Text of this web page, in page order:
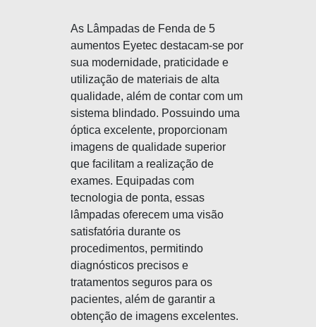
As Lâmpadas de Fenda de 5
aumentos Eyetec destacam-se por
sua modernidade, praticidade e
utilização de materiais de alta
qualidade, além de contar com um
sistema blindado. Possuindo uma
óptica excelente, proporcionam
imagens de qualidade superior
que facilitam a realização de
exames. Equipadas com
tecnologia de ponta, essas
lâmpadas oferecem uma visão
satisfatória durante os
procedimentos, permitindo
diagnósticos precisos e
tratamentos seguros para os
pacientes, além de garantir a
obtenção de imagens excelentes.